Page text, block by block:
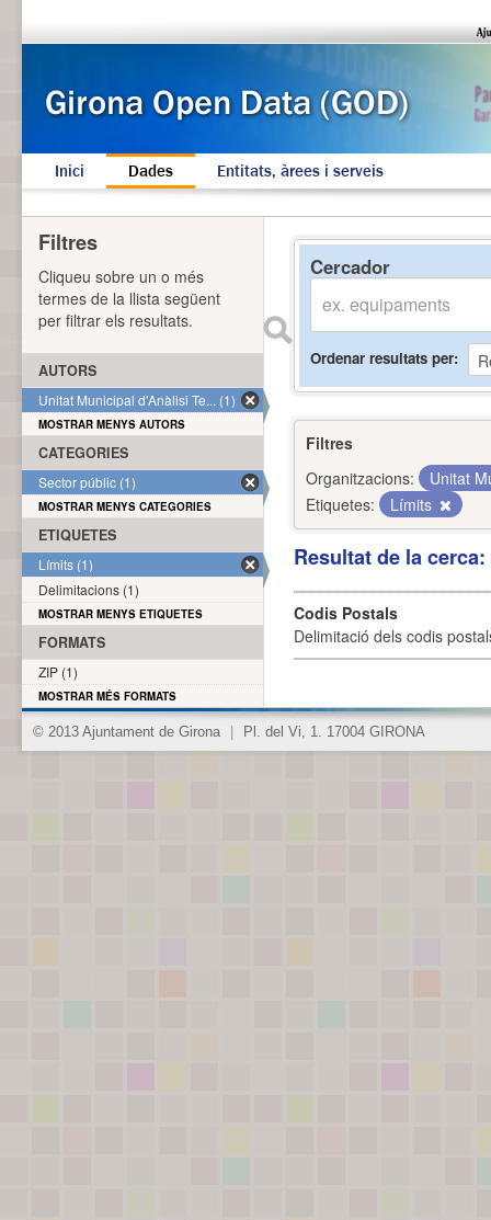
Inici Dades Entitats, àrees i serveis
Cercador
Ordenar resultats per
Filtres
Organitzacions:
Unitat
Etiquetes:
Límits
Resultat de la
Codis Postals
Delimitació dels codis
Filtres
Cliqueu sobre un o més
termes de la llista següent
per filtrar els resultats.
AUTORS
Unitat Municipal d'Anàlisi Te... (1)
MOSTRAR MENYS AUTORS
CATEGORIES
Sector públic (1)
MOSTRAR MENYS CATEGORIES
ETIQUETES
Límits (1)
Delimitacions (1)
MOSTRAR MENYS ETIQUETES
FORMATS
ZIP (1)
MOSTRAR MÉS FORMATS
© 2013 Ajuntament de Girona Pl. del Vi, 1. 17004 GIRONA